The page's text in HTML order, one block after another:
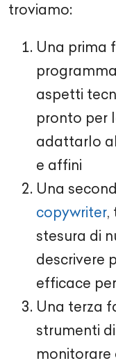
troviamo:
Una prima
aspetti
pronto per
adattarlo
e affini
Una
copywriter,
stesura di
descrivere
efficace
Una terza
strumenti
monitorare